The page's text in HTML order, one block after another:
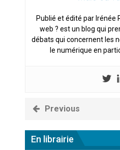
Publié et édité par Irénée
web ? est un blog qui
débats qui concernent les
le numérique en
Previous
En librairie